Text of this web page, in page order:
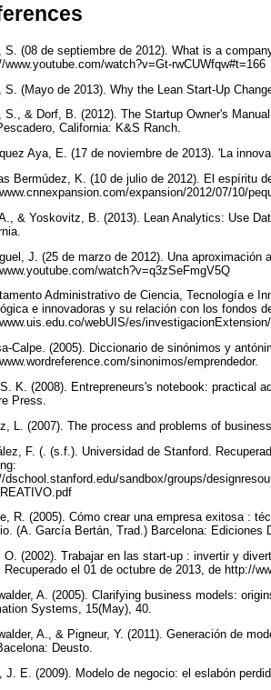
S. (08 de septiembre de 2012). What is a
www.youtube.com/watch?v=Gt-rwCUWfqw#t=166
S. (Mayo de 2013). Why the Lean Start-Up
S., & Dorf, B. (2012). The Startup Owner's
California: K&S Ranch.
Aya, E. (17 de noviembre de 2013). 'La
Bermúdez, K. (10 de julio de 2012). El espíritu
expansion/2012/07/10/
& Yoskovitz, B. (2013). Lean Analytics: Use
J. (25 de marzo de 2012). Una aproximación
watch?v=q3zSeFmgV5Q
Administrativo de Ciencia, Tecnología e
e innovadoras y su relación con los fondos
webUIS/es/
Calpe. (2005). Diccionario de sinónimos y
sinonimos/emprendedor.
K. (2008). Entrepreneurs's notebook: practical
Press.
L. (2007). The process and problems of
F. (. (s.f.). Universidad de Stanford.
dschool.stanford.edu/sandbox/groups/
R. (2005). Cómo crear una empresa exitosa :
(A. García Bertán, Trad.) Barcelona: Ediciones
O. (2002). Trabajar en las start-up : invertir y
Recuperado el 01 de octubre de 2013, de http://
A. (2005). Clarifying business models:
Systems, 15(May), 40.
A., & Pigneur, Y. (2011). Generación de
Deusto.
J. E. (2009). Modelo de negocio: el eslabón